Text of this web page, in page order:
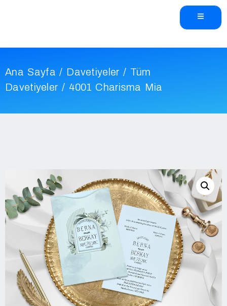
Ana Sayfa / Davetiyeler / Tüm
Davetiyeler / 4001 Charisma Mia